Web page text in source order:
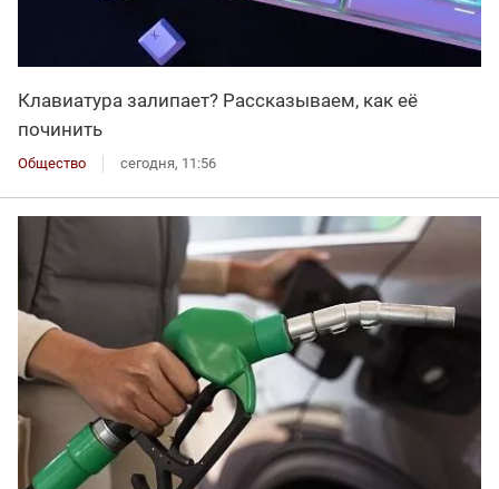
Клавиатура залипает? Рассказываем, как её
починить
Общество сегодня, 11:56